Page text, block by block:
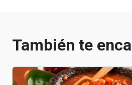
También te